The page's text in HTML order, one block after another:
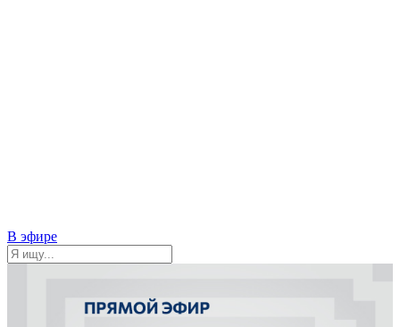
В эфире